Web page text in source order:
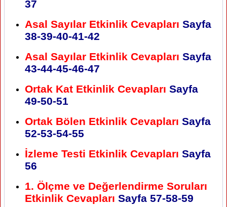
37
Asal Sayılar Etkinlik Cevapları Sayfa
38-39-40-41-42
Asal Sayılar Etkinlik Cevapları Sayfa
43-44-45-46-47
Ortak Kat Etkinlik Cevapları Sayfa
49-50-51
Ortak Bölen Etkinlik Cevapları Sayfa
52-53-54-55
İzleme Testi Etkinlik Cevapları Sayfa
56
1. Ölçme ve Değerlendirme Soruları
Etkinlik Cevapları Sayfa 57-58-59